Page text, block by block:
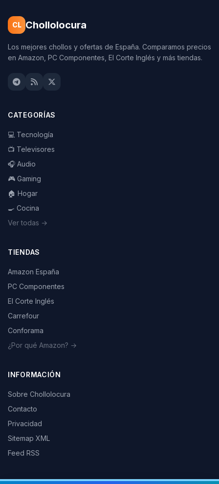
CL Chollolocura
Los mejores chollos y ofertas de España. Comparamos precios
en Amazon, PC Componentes, El Corte Inglés y más tiendas.
CATEGORÍAS
💻 Tecnología
📺 Televisores
🎧 Audio
🎮 Gaming
🏠 Hogar
🍳 Cocina
Ver todas →
TIENDAS
Amazon España
PC Componentes
El Corte Inglés
Carrefour
Conforama
¿Por qué Amazon? →
INFORMACIÓN
Sobre Chollolocura
Contacto
Privacidad
Sitemap XML
Feed RSS